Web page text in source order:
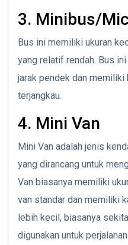
3. Minibus/
Bus ini memiliki ukuran
yang relatif rendah. Bus
jarak pendek dan
terjangkau.
4. Mini Van
Mini Van adalah jenis
yang dirancang untuk
Van biasanya memiliki
van standar dan memiliki
lebih kecil, biasanya
digunakan untuk